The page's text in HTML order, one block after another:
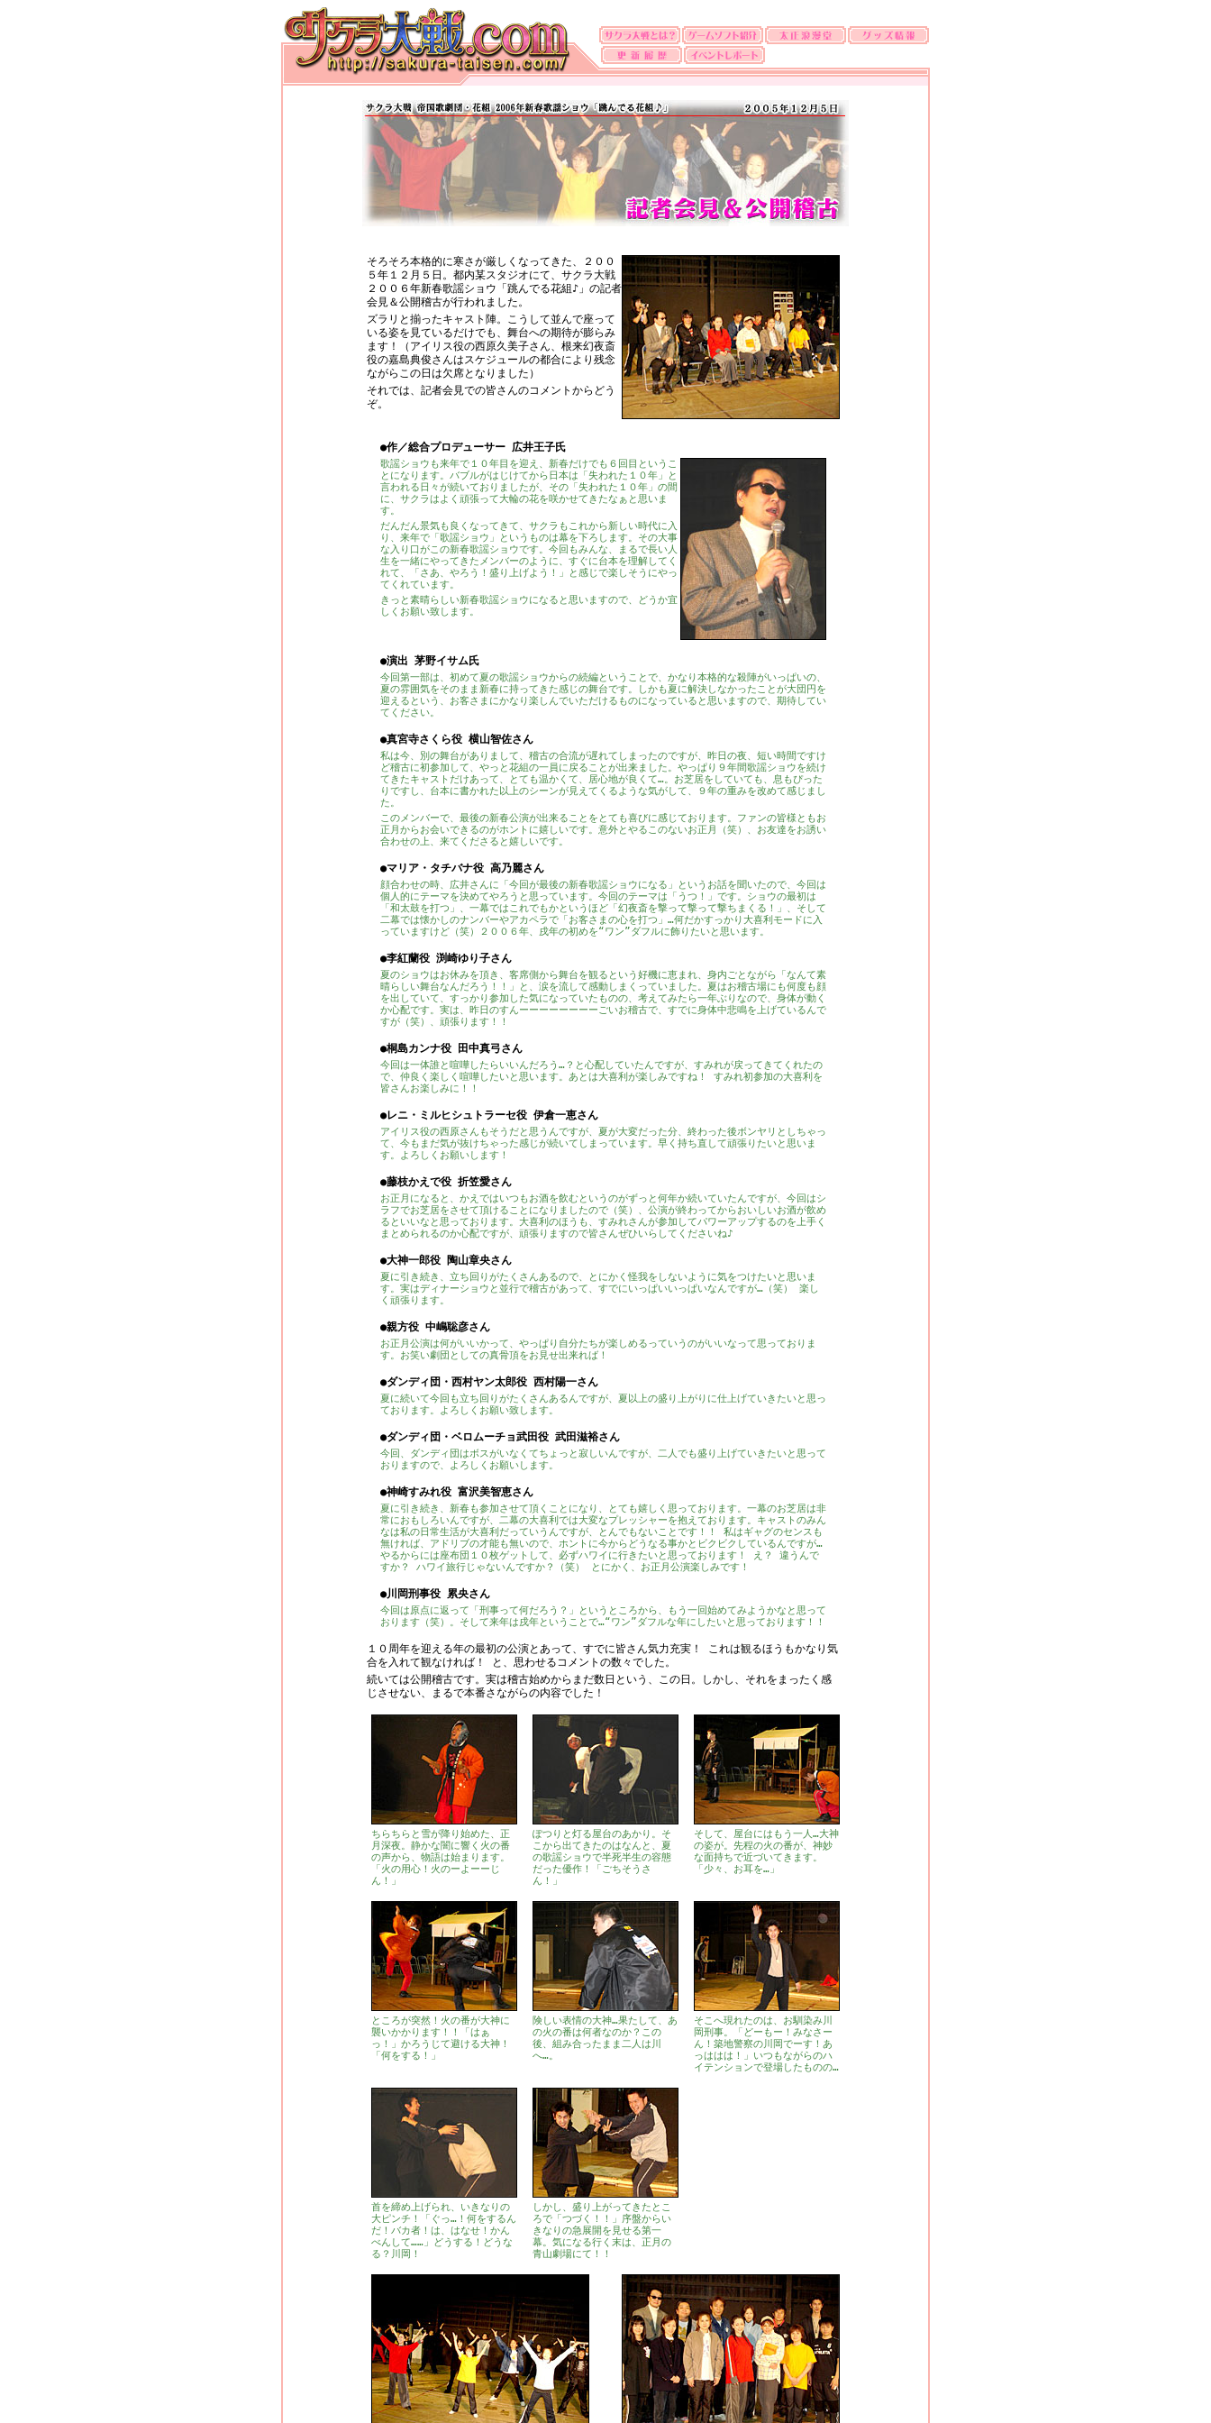
そろそろ本格的に寒さが厳しくなってきた、２００
５年１２月５日。都内某スタジオにて、サクラ大戦
２００６年新春歌謡ショウ「跳んでる花組♪」の記者
会見＆公開稽古が行われました。
ズラリと揃ったキャスト陣。こうして並んで座って
いる姿を見ているだけでも、舞台への期待が膨らみ
ます！（アイリス役の西原久美子さん、根来幻夜斎
役の嘉島典俊さんはスケジュールの都合により残念
ながらこの日は欠席となりました）
それでは、記者会見での皆さんのコメントからどう
ぞ。
●作／総合プロデューサー 広井王子氏
歌謡ショウも来年で１０年目を迎え、新春だけでも６回目というこ
とになります。バブルがはじけてから日本は「失われた１０年」と
言われる日々が続いておりましたが、その「失われた１０年」の間
に、サクラはよく頑張って大輪の花を咲かせてきたなぁと思いま
す。
だんだん景気も良くなってきて、サクラもこれから新しい時代に入
り、来年で「歌謡ショウ」というものは幕を下ろします。その大事
な入り口がこの新春歌謡ショウです。今回もみんな、まるで長い人
生を一緒にやってきたメンバーのように、すぐに台本を理解してく
れて、「さあ、やろう！盛り上げよう！」と感じで楽しそうにやっ
てくれています。
きっと素晴らしい新春歌謡ショウになると思いますので、どうか宜
しくお願い致します。
●演出 茅野イサム氏
今回第一部は、初めて夏の歌謡ショウからの続編ということで、かなり本格的な殺陣がいっぱいの、
夏の雰囲気をそのまま新春に持ってきた感じの舞台です。しかも夏に解決しなかったことが大団円を
迎えるという、お客さまにかなり楽しんでいただけるものになっていると思いますので、期待してい
てください。
●真宮寺さくら役 横山智佐さん
私は今、別の舞台がありまして、稽古の合流が遅れてしまったのですが、昨日の夜、短い時間ですけ
ど稽古に初参加して、やっと花組の一員に戻ることが出来ました。やっぱり９年間歌謡ショウを続け
てきたキャストだけあって、とても温かくて、居心地が良くて…。お芝居をしていても、息もぴった
りですし、台本に書かれた以上のシーンが見えてくるような気がして、９年の重みを改めて感じまし
た。
このメンバーで、最後の新春公演が出来ることをとても喜びに感じております。ファンの皆様ともお
正月からお会いできるのがホントに嬉しいです。意外とやるこのないお正月（笑）、お友達をお誘い
合わせの上、来てくださると嬉しいです。
●マリア・タチバナ役 高乃麗さん
顔合わせの時、広井さんに「今回が最後の新春歌謡ショウになる」というお話を聞いたので、今回は
個人的にテーマを決めてやろうと思っています。今回のテーマは「うつ！」です。ショウの最初は
「和太鼓を打つ」、一幕ではこれでもかというほど「幻夜斎を撃って撃って撃ちまくる！」、そして
二幕では懐かしのナンバーやアカペラで「お客さまの心を打つ」…何だかすっかり大喜利モードに入
っていますけど（笑）２００６年、戌年の初めを“ワン”ダフルに飾りたいと思います。
●李紅蘭役 渕崎ゆり子さん
夏のショウはお休みを頂き、客席側から舞台を観るという好機に恵まれ、身内ごとながら「なんて素
晴らしい舞台なんだろう！！」と、涙を流して感動しまくっていました。夏はお稽古場にも何度も顔
を出していて、すっかり参加した気になっていたものの、考えてみたら一年ぶりなので、身体が動く
か心配です。実は、昨日のすんーーーーーーーーごいお稽古で、すでに身体中悲鳴を上げているんで
すが（笑）、頑張ります！！
●桐島カンナ役 田中真弓さん
今回は一体誰と喧嘩したらいいんだろう…？と心配していたんですが、すみれが戻ってきてくれたの
で、仲良く楽しく喧嘩したいと思います。あとは大喜利が楽しみですね！ すみれ初参加の大喜利を
皆さんお楽しみに！！
●レニ・ミルヒシュトラーセ役 伊倉一恵さん
アイリス役の西原さんもそうだと思うんですが、夏が大変だった分、終わった後ボンヤリとしちゃっ
て、今もまだ気が抜けちゃった感じが続いてしまっています。早く持ち直して頑張りたいと思いま
す。よろしくお願いします！
●藤枝かえで役 折笠愛さん
お正月になると、かえではいつもお酒を飲むというのがずっと何年か続いていたんですが、今回はシ
ラフでお芝居をさせて頂けることになりましたので（笑）、公演が終わってからおいしいお酒が飲め
るといいなと思っております。大喜利のほうも、すみれさんが参加してパワーアップするのを上手く
まとめられるのか心配ですが、頑張りますので皆さんぜひいらしてくださいね♪
●大神一郎役 陶山章央さん
夏に引き続き、立ち回りがたくさんあるので、とにかく怪我をしないように気をつけたいと思いま
す。実はディナーショウと並行で稽古があって、すでにいっぱいいっぱいなんですが…（笑） 楽し
く頑張ります。
●親方役 中嶋聡彦さん
お正月公演は何がいいかって、やっぱり自分たちが楽しめるっていうのがいいなって思っておりま
す。お笑い劇団としての真骨頂をお見せ出来れば！
●ダンディ団・西村ヤン太郎役 西村陽一さん
夏に続いて今回も立ち回りがたくさんあるんですが、夏以上の盛り上がりに仕上げていきたいと思っ
ております。よろしくお願い致します。
●ダンディ団・ベロムーチョ武田役 武田滋裕さん
今回、ダンディ団はボスがいなくてちょっと寂しいんですが、二人でも盛り上げていきたいと思って
おりますので、よろしくお願いします。
●神崎すみれ役 富沢美智恵さん
夏に引き続き、新春も参加させて頂くことになり、とても嬉しく思っております。一幕のお芝居は非
常におもしろいんですが、二幕の大喜利では大変なプレッシャーを抱えております。キャストのみん
なは私の日常生活が大喜利だっていうんですが、とんでもないことです！！ 私はギャグのセンスも
無ければ、アドリブの才能も無いので、ホントに今からどうなる事かとビクビクしているんですが…
やるからには座布団１０枚ゲットして、必ずハワイに行きたいと思っております！ え？ 違うんで
すか？ ハワイ旅行じゃないんですか？（笑） とにかく、お正月公演楽しみです！
●川岡刑事役 累央さん
今回は原点に返って「刑事って何だろう？」というところから、もう一回始めてみようかなと思って
おります（笑）。そして来年は戌年ということで…“ワン”ダフルな年にしたいと思っております！！
１０周年を迎える年の最初の公演とあって、すでに皆さん気力充実！ これは観るほうもかなり気
合を入れて観なければ！ と、思わせるコメントの数々でした。
続いては公開稽古です。実は稽古始めからまだ数日という、この日。しかし、それをまったく感
じさせない、まるで本番さながらの内容でした！
ちらちらと雪が降り始めた、正
月深夜。静かな闇に響く火の番
の声から、物語は始まります。
「火の用心！火のーよーーじ
ん！」
ぽつりと灯る屋台のあかり。そ
こから出てきたのはなんと、夏
の歌謡ショウで半死半生の容態
だった優作！「ごちそうさ
ん！」
そして、屋台にはもう一人…大神
の姿が。先程の火の番が、神妙
な面持ちで近づいてきます。
「少々、お耳を…」
ところが突然！火の番が大神に
襲いかかります！！「はぁ
っ！」かろうじて避ける大神！
「何をする！」
険しい表情の大神…果たして、あ
の火の番は何者なのか？この
後、組み合ったまま二人は川
へ…。
そこへ現れたのは、お馴染み川
岡刑事。「どーもー！みなさー
ん！築地警察の川岡でーす！あ
っははは！」いつもながらのハ
イテンションで登場したものの…
首を締め上げられ、いきなりの
大ピンチ！「ぐっ…！何をするん
だ！バカ者！は、はなせ！かん
べんして……」どうする！どうな
る？川岡！
しかし、盛り上がってきたとこ
ろで「つづく！！」序盤からい
きなりの急展開を見せる第一
幕。気になる行く末は、正月の
青山劇場にて！！